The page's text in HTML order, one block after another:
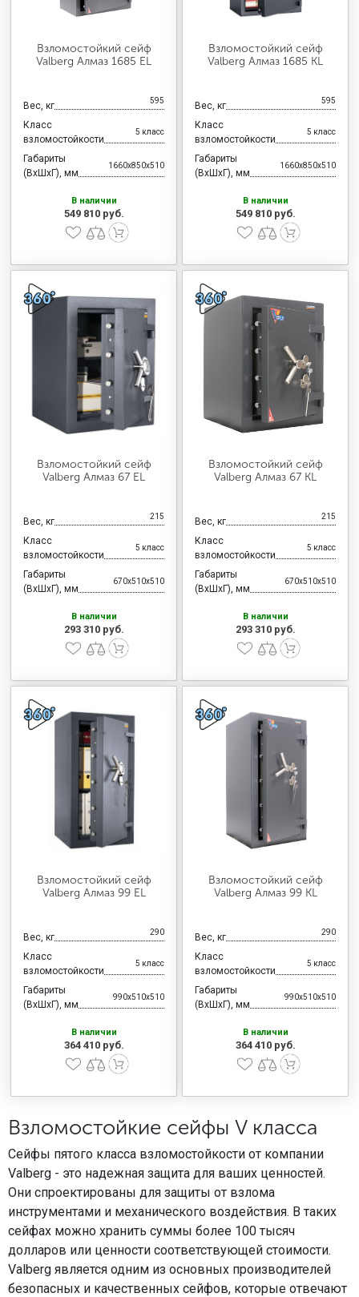
Взломостойкий сейф
Valberg Алмаз 1685 EL
Вес, кг 595
Класс
взломостойкости
5 класс
Габариты
(ВхШхГ), мм
1660x850x510
В наличии
549 810 руб.
Взломостойкий сейф
Valberg Алмаз 1685 KL
Вес, кг 595
Класс
взломостойкости
5 класс
Габариты
(ВхШхГ), мм
1660x850x510
В наличии
549 810 руб.
Взломостойкий сейф
Valberg Алмаз 67 EL
Вес, кг 215
Класс
взломостойкости
5 класс
Габариты
(ВхШхГ), мм
670x510x510
В наличии
293 310 руб.
Взломостойкий сейф
Valberg Алмаз 67 KL
Вес, кг 215
Класс
взломостойкости
5 класс
Габариты
(ВхШхГ), мм
670x510x510
В наличии
293 310 руб.
Взломостойкий сейф
Valberg Алмаз 99 EL
Вес, кг 290
Класс
взломостойкости
5 класс
Габариты
(ВхШхГ), мм
990x510x510
В наличии
364 410 руб.
Взломостойкий сейф
Valberg Алмаз 99 KL
Вес, кг 290
Класс
взломостойкости
5 класс
Габариты
(ВхШхГ), мм
990x510x510
В наличии
364 410 руб.
Взломостойкие сейфы V класса
Сейфы пятого класса взломостойкости от компании
Valberg - это надежная защита для ваших ценностей.
Они спроектированы для защиты от взлома
инструментами и механического воздействия. В таких
сейфах можно хранить суммы более 100 тысяч
долларов или ценности соответствующей стоимости.
Valberg является одним из основных производителей
безопасных и качественных сейфов, которые отвечают